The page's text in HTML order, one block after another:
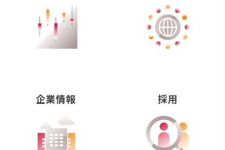
企業情報 採用